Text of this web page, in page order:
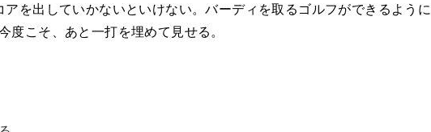
アを出していかないといけない。バーディを取るゴルフができるように
度こそ、あと一打を埋めて見せる。